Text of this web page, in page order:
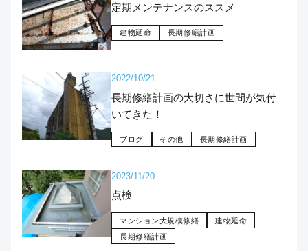
定期メンテナンスのススメ
建物延命 長期修繕計画
2022/10/21
長期修繕計画の大切さに世間が気付
いてきた！
ブログ その他 長期修繕計画
2023/11/20
点検
マンション大規模修繕
建物延命
長期修繕計画